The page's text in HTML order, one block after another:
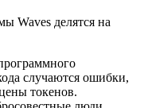
Waves делятся на
случаются ошибки,
токенов.